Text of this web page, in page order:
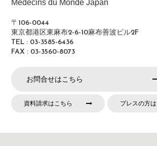
Médecins du Monde Japan
〒106-0044
東京都港区東麻布2-6-10麻布善波ビル2F
TEL : 03-3585-6436
FAX : 03-3560-8073
お問合せはこちら
資料請求はこちら プレスの方